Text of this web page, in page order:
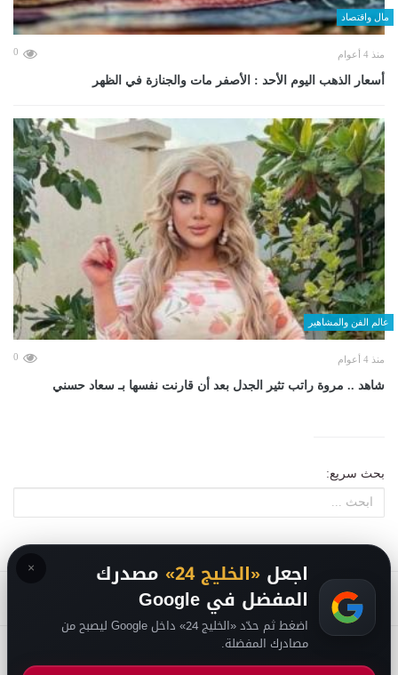
مال واقتصاد
منذ 4 أعوام 0
أسعار الذهب اليوم الأحد : الأصفر مات والجنازة في الظهر
عالم الفن والمشاهير
منذ 4 أعوام 0
شاهد .. مروة راتب تثير الجدل بعد أن قارنت نفسها بـ سعاد حسني
بحث سريع:
سياسة الخصوصية-حقوق الملكية الفكرية DMCA
فريق التحرير
× اجعل «الخليج 24» مصدرك
المفضل في Google
اضغط ثم حدّد «الخليج 24» داخل Google ليصبح من
مصادرك المفضلة.